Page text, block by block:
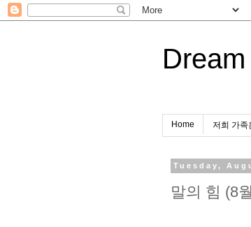
Home 저희 가족
Tuesday,
말의 힘 (8